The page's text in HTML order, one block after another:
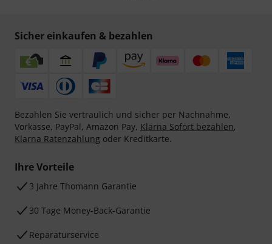
Sicher einkaufen & bezahlen
Bezahlen Sie vertraulich und sicher per Nachnahme,
Vorkasse, PayPal, Amazon Pay, Klarna Sofort bezahlen,
Klarna Ratenzahlung oder Kreditkarte.
Ihre Vorteile
3 Jahre Thomann Garantie
30 Tage Money-Back-Garantie
Reparaturservice